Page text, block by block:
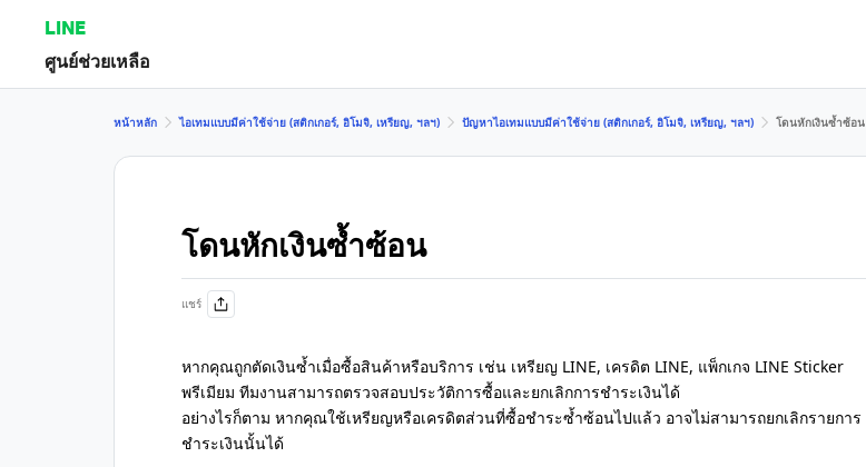
LINE
ศูนย์ช่วยเหลือ
หน้าหลัก ไอเทมแบบมีค่าใช้จ่าย (สติกเกอร์, อิโมจิ, เหรียญ, ฯลฯ) ปัญหาไอเทมแบบมีค่าใช้จ่าย (สติกเกอร์, อิโมจิ, เหรียญ, ฯลฯ) โดนหักเงินซ้ำซ้อน
โดนหักเงินซ้ำซ้อน
แชร์
หากคุณถูกตัดเงินซ้ำเมื่อซื้อสินค้าหรือบริการ เช่น เหรียญ LINE, เครดิต LINE, แพ็กเกจ LINE Sticker
พรีเมียม ทีมงานสามารถตรวจสอบประวัติการซื้อและยกเลิกการชำระเงินได้
อย่างไรก็ตาม หากคุณใช้เหรียญหรือเครดิตส่วนที่ซื้อชำระซ้ำซ้อนไปแล้ว อาจไม่สามารถยกเลิกรายการ
ชำระเงินนั้นได้